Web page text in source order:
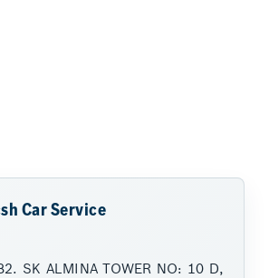
Car Service
SK ALMINA TOWER NO: 10 D,